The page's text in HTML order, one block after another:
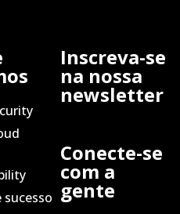
sucesso
Inscreva-se
na nossa
newsletter
Conecte-se
com a
gente